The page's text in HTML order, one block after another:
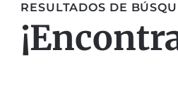
RESULTADOS DE